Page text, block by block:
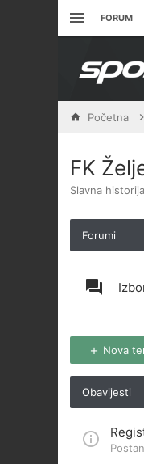
FORUM
Početna
FK
Slavna
Forumi
Nova
Obavijesti